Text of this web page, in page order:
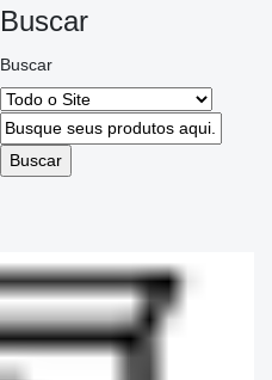
Buscar
Buscar